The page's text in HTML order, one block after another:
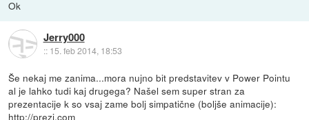
Ok
Jerry000
:: 15. feb 2014, 18:53
Še nekaj me zanima...mora nujno bit predstavitev v Power Pointu
al je lahko tudi kaj drugega? Našel sem super stran za
prezentacije k so vsaj zame bolj simpatične (boljše animacije):
http://prezi.com